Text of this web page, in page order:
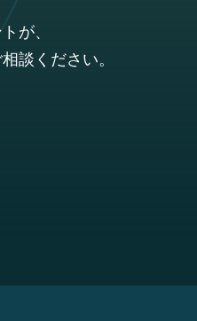
が、
談ください。